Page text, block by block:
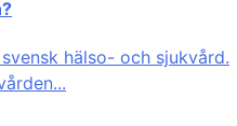
hälso- och sjukvård.